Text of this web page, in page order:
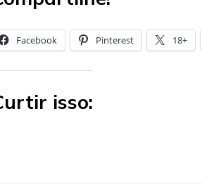
Facebook Pinterest 18+
isso: